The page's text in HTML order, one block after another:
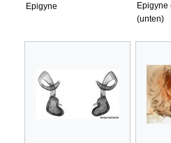
Epigyne
Epigyne
(unten)